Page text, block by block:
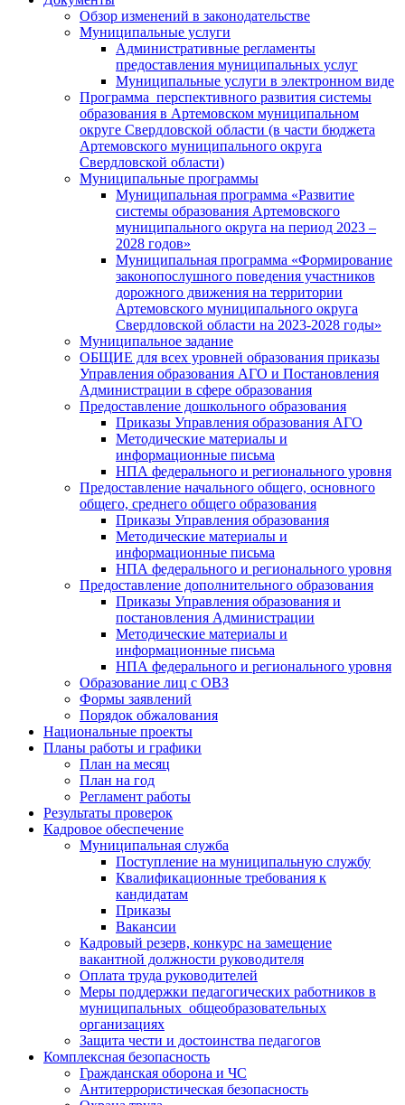
Обзор изменений в законодательстве
Муниципальные услуги
Административные регламенты
предоставления муниципальных услуг
Муниципальные услуги в электронном виде
Программа перспективного развития системы
образования в Артемовском муниципальном
округе Свердловской области (в части бюджета
Артемовского муниципального округа
Свердловской области)
Муниципальные программы
Муниципальная программа «Развитие
системы образования Артемовского
муниципального округа на период 2023 –
2028 годов»
Муниципальная программа «Формирование
законопослушного поведения участников
дорожного движения на территории
Артемовского муниципального округа
Свердловской области на 2023-2028 годы»
Муниципальное задание
ОБЩИЕ для всех уровней образования приказы
Управления образования АГО и Постановления
Администрации в сфере образования
Предоставление дошкольного образования
Приказы Управления образования АГО
Методические материалы и
информационные письма
НПА федерального и регионального уровня
Предоставление начального общего, основного
общего, среднего общего образования
Приказы Управления образования
Методические материалы и
информационные письма
НПА федерального и регионального уровня
Предоставление дополнительного образования
Приказы Управления образования и
постановления Администрации
Методические материалы и
информационные письма
НПА федерального и регионального уровня
Образование лиц с ОВЗ
Формы заявлений
Порядок обжалования
Национальные проекты
Планы работы и графики
План на месяц
План на год
Регламент работы
Результаты проверок
Кадровое обеспечение
Муниципальная служба
Поступление на муниципальную службу
Квалификационные требования к
кандидатам
Приказы
Вакансии
Кадровый резерв, конкурс на замещение
вакантной должности руководителя
Оплата труда руководителей
Меры поддержки педагогических работников в
муниципальных общеобразовательных
организациях
Защита чести и достоинства педагогов
Комплексная безопасность
Гражданская оборона и ЧС
Антитеррористическая безопасность